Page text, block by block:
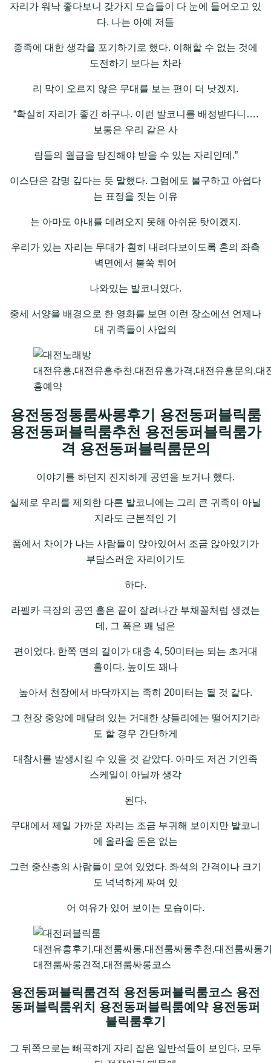
자리가 워낙 좋다보니 갖가지 모습들이 다 눈에 들어오고 있
다. 나는 아예 저들
종족에 대한 생각을 포기하기로 했다. 이해할 수 없는 것에
도전하기 보다는 차라
리 막이 오르지 않은 무대를 보는 편이 더 낫겠지.
“확실히 자리가 좋긴 하구나. 이런 발코니를 배정받다니….
보통은 우리 같은 사
람들의 월급을 탕진해야 받을 수 있는 자리인데.”
이스단은 감명 깊다는 듯 말했다. 그럼에도 불구하고 아쉽다
는 표정을 짓는 이유
는 아마도 아내를 데려오지 못해 아쉬운 탓이겠지.
우리가 있는 자리는 무대가 훤히 내려다보이도록 혼의 좌측
벽면에서 불쑥 튀어
나와있는 발코니였다.
중세 서양을 배경으로 한 영화를 보면 이런 장소에선 언제나
대 귀족들이 사업의
대전유흥,대전유흥추천,대전유흥가격,대전유흥문의,
흥예약
용전동정통룸싸롱후기 용전동퍼블릭룸
용전동퍼블릭룸추천 용전동퍼블릭룸가
격 용전동퍼블릭룸문의
이야기를 하던지 진지하게 공연을 보거나 했다.
실제로 우리를 제외한 다른 발코니에는 그리 큰 귀족이 아닐
지라도 근본적인 기
품에서 차이가 나는 사람들이 앉아있어서 조금 앉아있기가
부담스러운 자리이기도
하다.
라펠카 극장의 공연 홀은 끝이 잘려나간 부채꼴처럼 생겼는
데, 그 폭은 꽤 넓은
편이었다. 한쪽 면의 길이가 대충 4, 50미터는 되는 초거대
홀이다. 높이도 꽤나
높아서 천장에서 바닥까지는 족히 20미터는 될 것 같다.
그 천장 중앙에 매달려 있는 거대한 샹들리에는 떨어지기라
도 할 경우 간단하게
대참사를 발생시킬 수 있을 것 같았다. 아마도 저건 거인족
스케일이 아닐까 생각
된다.
무대에서 제일 가까운 자리는 조금 부귀해 보이지만 발코니
에 올라올 돈은 없는
그런 중산층의 사람들이 모여 있었다. 좌석의 간격이나 크기
도 넉넉하게 짜여 있
어 여유가 있어 보이는 모습이다.
대전유흥후기,대전룸싸롱,대전룸싸롱추천,대전룸싸롱
대전룸싸롱견적,대전룸싸롱코스
용전동퍼블릭룸견적 용전동퍼블릭룸코스 용전
동퍼블릭룸위치 용전동퍼블릭룸예약 용전동퍼
블릭룸후기
그 뒤쪽으로는 빼곡하게 자리 잡은 일반석들이 보인다. 모두